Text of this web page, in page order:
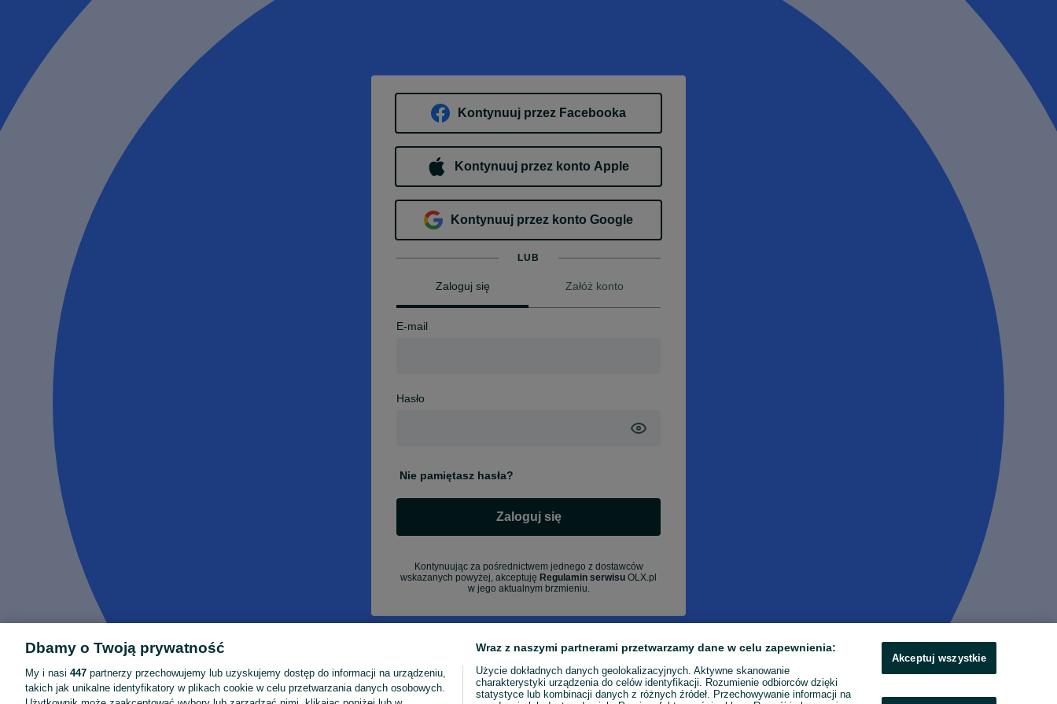
Kontynuuj przez Facebooka
Kontynuuj przez konto Apple
Kontynuuj przez konto Google
LUB
Zaloguj się Załóż konto
E-mail
Hasło
Nie pamiętasz hasła?
Zaloguj się
Kontynuując za pośrednictwem jednego z dostawców
wskazanych powyżej, akceptuję Regulamin serwisu OLX.pl
w jego aktualnym brzmieniu.
Dbamy o Twoją prywatność
My i nasi 447 partnerzy przechowujemy lub uzyskujemy dostęp do informacji na urządzeniu,
takich jak unikalne identyfikatory w plikach cookie w celu przetwarzania danych osobowych.
Wraz z naszymi partnerami przetwarzamy dane w celu zapewnienia:
Użycie dokładnych danych geolokalizacyjnych. Aktywne skanowanie
charakterystyki urządzenia do celów identyfikacji. Rozumienie odbiorców dzięki
statystyce lub kombinacji danych z różnych źródeł. Przechowywanie informacji na
Akceptuj wszystkie